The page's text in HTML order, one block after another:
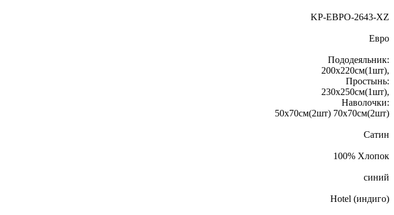
KP-EBPO-2643-XZ
Евро
Пододеяльник:
200х220cм(1шт),
Простынь:
230x250cм(1шт),
Наволочки:
50х70cм(2шт) 70х70cм(2шт)
Сатин
100% Хлопок
синий
Hotel (индиго)